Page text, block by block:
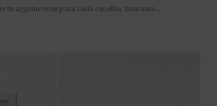
argumentos para cada escolha, mas uma...